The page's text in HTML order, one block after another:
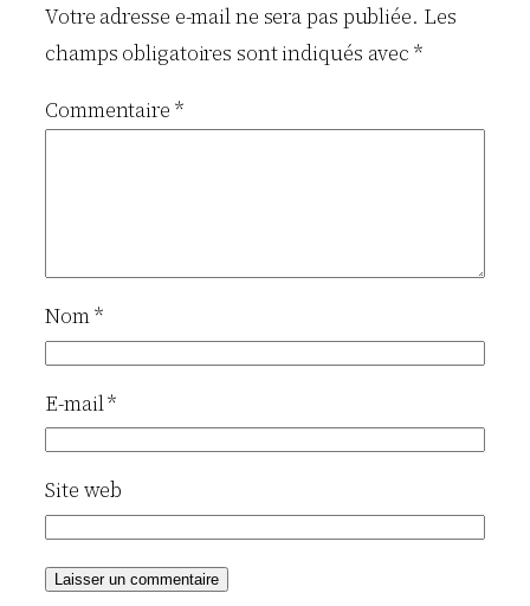
Votre adresse e-mail ne sera pas publiée. Les
champs obligatoires sont indiqués avec*
Commentaire *
Nom*
E-mail*
Site web